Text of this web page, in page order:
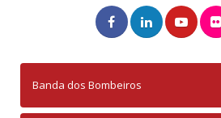
Banda dos Bombeiros